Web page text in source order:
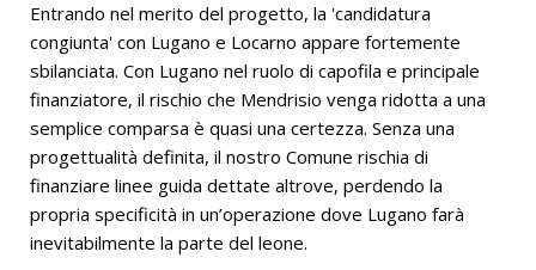
Entrando nel merito del progetto, la 'candidatura
congiunta' con Lugano e Locarno appare fortemente
sbilanciata. Con Lugano nel ruolo di capofila e principale
finanziatore, il rischio che Mendrisio venga ridotta a una
semplice comparsa è quasi una certezza. Senza una
progettualità definita, il nostro Comune rischia di
finanziare linee guida dettate altrove, perdendo la
propria specificità in un’operazione dove Lugano farà
inevitabilmente la parte del leone.